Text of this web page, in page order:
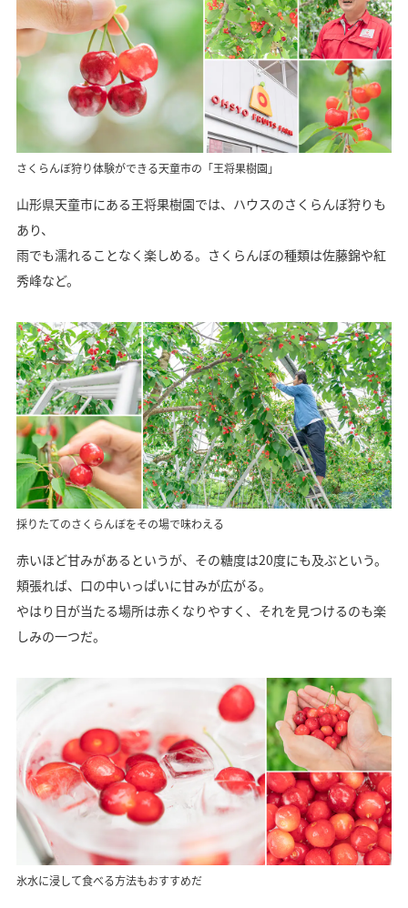
さくらんぼ狩り体験ができる天童市の「王将果樹園」
山形県天童市にある王将果樹園では、ハウスのさくらんぼ狩りも
あり、
雨でも濡れることなく楽しめる。さくらんぼの種類は佐藤錦や紅
秀峰など。
採りたてのさくらんぼをその場で味わえる
赤いほど甘みがあるというが、その糖度は20度にも及ぶという。
頬張れば、口の中いっぱいに甘みが広がる。
やはり日が当たる場所は赤くなりやすく、それを見つけるのも楽
しみの一つだ。
氷水に浸して食べる方法もおすすめだ